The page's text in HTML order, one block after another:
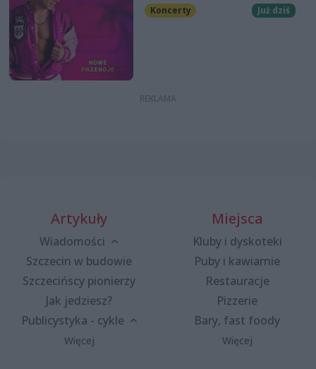
Koncerty Już dziś
Artykuły
Wiadomości
Szczecin w budowie
Szczecińscy pionierzy
Jak jedziesz?
Publicystyka - cykle
Więcej
Miejsca
Kluby i dyskoteki
Puby i kawiarnie
Restauracje
Pizzerie
Bary, fast foody
Więcej